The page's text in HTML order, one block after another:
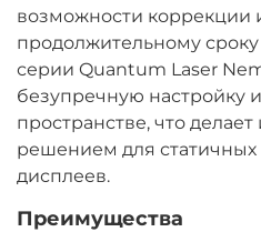
возможности коррекции
продолжительному
серии Quantum Laser
безупречную настройку
пространстве, что
решением для
дисплеев.
Преимущества